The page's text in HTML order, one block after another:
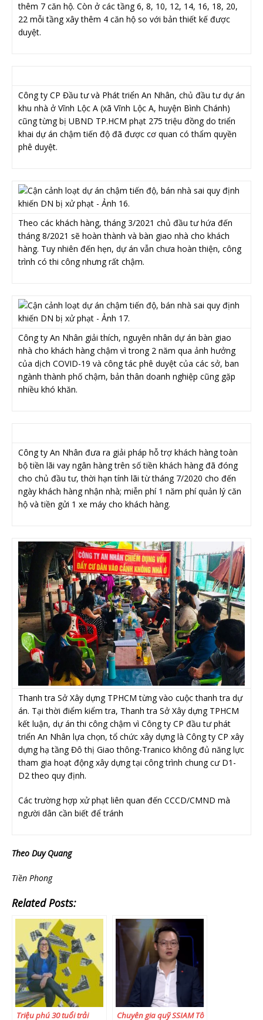
thêm 7 căn hộ. Còn ở các tầng 6, 8, 10, 12, 14, 16, 18, 20,
22 mỗi tầng xây thêm 4 căn hộ so với bản thiết kế được
duyệt.
Công ty CP Đầu tư và Phát triển An Nhân, chủ đầu tư dự án
khu nhà ở Vĩnh Lộc A (xã Vĩnh Lộc A, huyện Bình Chánh)
cũng từng bị UBND TP.HCM phạt 275 triệu đồng do triển
khai dự án chậm tiến độ đã được cơ quan có thẩm quyền
phê duyệt.
Theo các khách hàng, tháng 3/2021 chủ đầu tư hứa đến
tháng 8/2021 sẽ hoàn thành và bàn giao nhà cho khách
hàng. Tuy nhiên đến hẹn, dự án vẫn chưa hoàn thiện, công
trình có thi công nhưng rất chậm.
Công ty An Nhân giải thích, nguyên nhân dự án bàn giao
nhà cho khách hàng chậm vì trong 2 năm qua ảnh hưởng
của dịch COVID-19 và công tác phê duyệt của các sở, ban
ngành thành phố chậm, bản thân doanh nghiệp cũng gặp
nhiều khó khăn.
Công ty An Nhân đưa ra giải pháp hỗ trợ khách hàng toàn
bộ tiền lãi vay ngân hàng trên số tiền khách hàng đã đóng
cho chủ đầu tư, thời hạn tính lãi từ tháng 7/2020 cho đến
ngày khách hàng nhận nhà; miễn phí 1 năm phí quản lý căn
hộ và tiền gửi 1 xe máy cho khách hàng.
Thanh tra Sở Xây dựng TPHCM từng vào cuộc thanh tra dự
án. Tại thời điểm kiểm tra, Thanh tra Sở Xây dựng TPHCM
kết luận, dự án thi công chậm vì Công ty CP đầu tư phát
triển An Nhân lựa chọn, tổ chức xây dựng là Công ty CP xây
dựng hạ tầng Đô thị Giao thông-Tranico không đủ năng lực
tham gia hoạt động xây dựng tại công trình chung cư D1-
D2 theo quy định.
Các trường hợp xử phạt liên quan đến CCCD/CMND mà
người dân cần biết để tránh
Theo Duy Quang
Tiền Phong
Related Posts:
Triệu phú 30 tuổi trải Chuyên gia quỹ SSIAM Tô